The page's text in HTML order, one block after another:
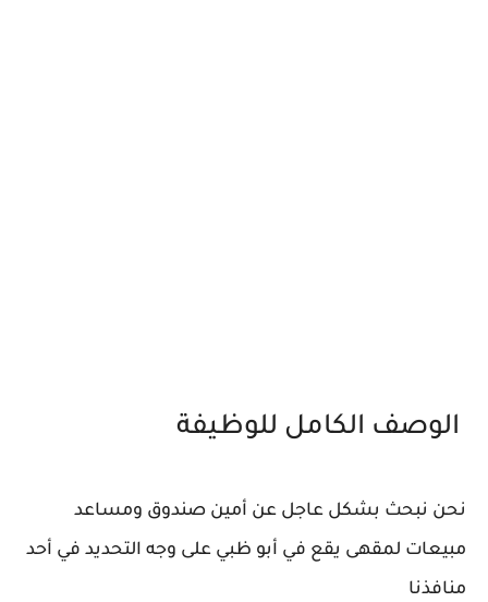
الوصف الكامل للوظيفة
نحن نبحث بشكل عاجل عن أمين صندوق ومساعد
مبيعات لمقهى يقع في أبو ظبي على وجه التحديد في أحد
منافذنا